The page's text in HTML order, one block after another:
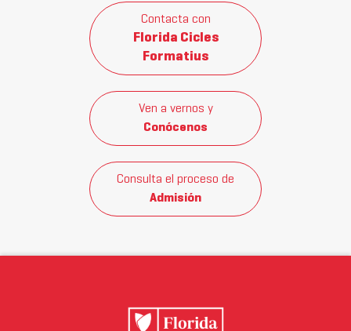
Contacta con
Florida Cicles
Formatius
Ven a vernos y
Conócenos
Consulta el proceso de
Admisión